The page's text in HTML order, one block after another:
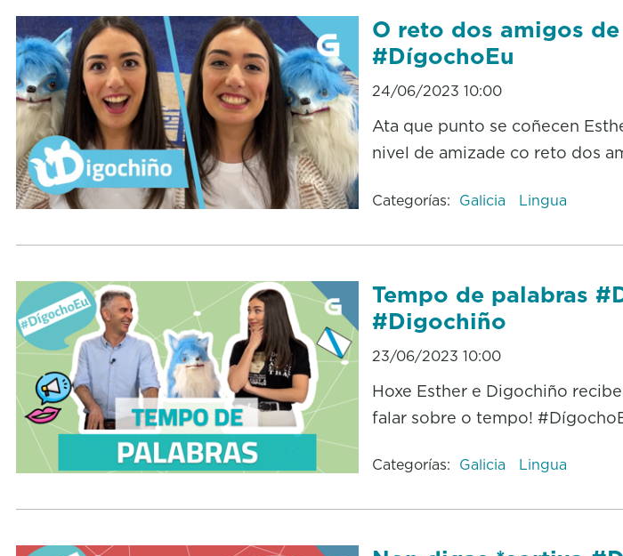
O reto dos amigos
#DígochoEu
24/06/2023 10:00
Ata que punto se coñecen
nivel de amizade co reto dos
Categorías: Galicia Lingua
Tempo de palabras
#Digochiño
23/06/2023 10:00
Hoxe Esther e Digochiño
falar sobre o tempo!
Categorías: Galicia Lingua